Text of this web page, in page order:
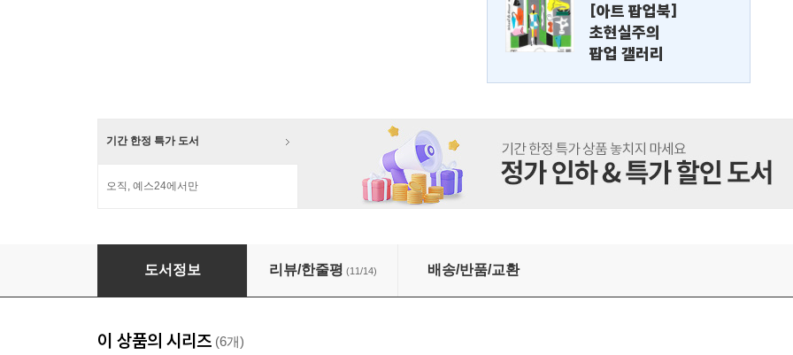
[아트 팝업북]
초현실주의
팝업 갤러리
기간 한정 특가 도서
오직, 예스24에서만
어색해도 괜찮아 신장판 1
도서정보 리뷰/한줄평 (11/14) 배송/반품/교환
이 상품의 시리즈 (6개)